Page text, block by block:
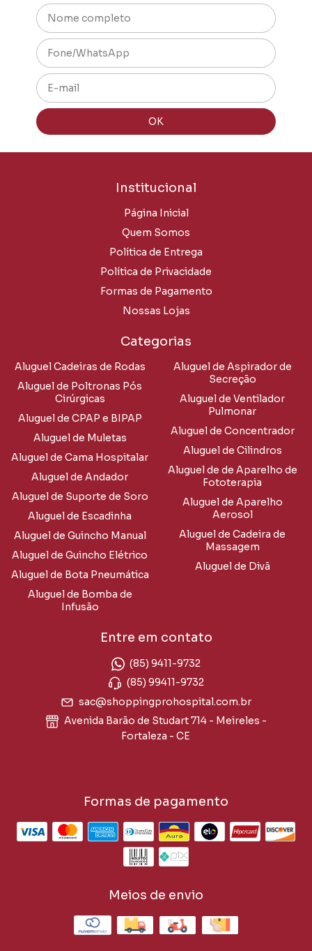
Institucional
Página Inicial
Quem Somos
Política de Entrega
Política de Privacidade
Formas de Pagamento
Nossas Lojas
Categorias
Aluguel Cadeiras de Rodas
Aluguel de Poltronas Pós
Cirúrgicas
Aluguel de CPAP e BIPAP
Aluguel de Muletas
Aluguel de Cama Hospitalar
Aluguel de Andador
Aluguel de Suporte de Soro
Aluguel de Escadinha
Aluguel de Guincho Manual
Aluguel de Guincho Elétrico
Aluguel de Bota Pneumática
Aluguel de Bomba de
Infusão
Aluguel de Aspirador de
Secreção
Aluguel de Ventilador
Pulmonar
Aluguel de Concentrador
Aluguel de Cilindros
Aluguel de de Aparelho de
Fototerapia
Aluguel de Aparelho
Aerosol
Aluguel de Cadeira de
Massagem
Aluguel de Divã
Entre em contato
(85) 9411-9732
(85) 99411-9732
sac@shoppingprohospital.com.br
Avenida Barão de Studart 714 - Meireles -
Fortaleza - CE
Formas de pagamento
Meios de envio